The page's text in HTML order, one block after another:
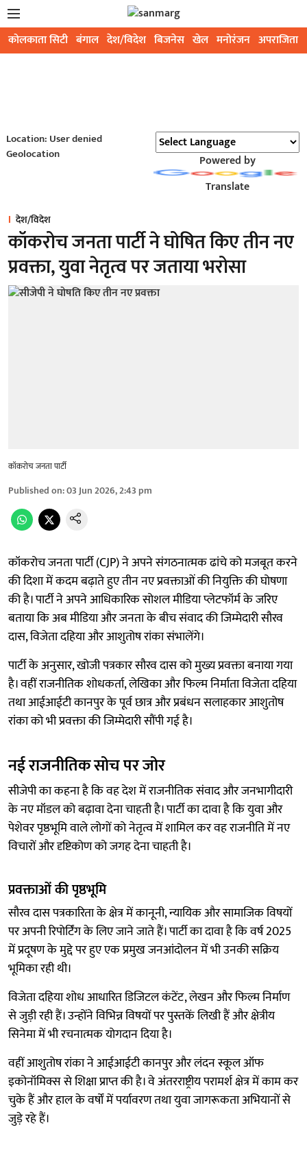
कोलकाता सिटी बंगाल देश/विदेश बिजनेस खेल मनोरंजन अपराजिता
Location: User denied
Geolocation
Powered by
Translate
देश/विदेश
कॉकरोच जनता पार्टी ने घोषित किए तीन नए
प्रवक्ता, युवा नेतृत्व पर जताया भरोसा
कॉकरोच जनता पार्टी
Published on:03 Jun 2026, 2:43 pm
कॉकरोच जनता पार्टी (CJP) ने अपने संगठनात्मक ढांचे को मजबूत करने
की दिशा में कदम बढ़ाते हुए तीन नए प्रवक्ताओं की नियुक्ति की घोषणा
की है। पार्टी ने अपने आधिकारिक सोशल मीडिया प्लेटफॉर्म के जरिए
बताया कि अब मीडिया और जनता के बीच संवाद की जिम्मेदारी सौरव
दास, विजेता दहिया और आशुतोष रांका संभालेंगे।
पार्टी के अनुसार, खोजी पत्रकार सौरव दास को मुख्य प्रवक्ता बनाया गया
है। वहीं राजनीतिक शोधकर्ता, लेखिका और फिल्म निर्माता विजेता दहिया
तथा आईआईटी कानपुर के पूर्व छात्र और प्रबंधन सलाहकार आशुतोष
रांका को भी प्रवक्ता की जिम्मेदारी सौंपी गई है।
नई राजनीतिक सोच पर जोर
सीजेपी का कहना है कि वह देश में राजनीतिक संवाद और जनभागीदारी
के नए मॉडल को बढ़ावा देना चाहती है। पार्टी का दावा है कि युवा और
पेशेवर पृष्ठभूमि वाले लोगों को नेतृत्व में शामिल कर वह राजनीति में नए
विचारों और दृष्टिकोण को जगह देना चाहती है।
प्रवक्ताओं की पृष्ठभूमि
सौरव दास पत्रकारिता के क्षेत्र में कानूनी, न्यायिक और सामाजिक विषयों
पर अपनी रिपोर्टिंग के लिए जाने जाते हैं। पार्टी का दावा है कि वर्ष 2025
में प्रदूषण के मुद्दे पर हुए एक प्रमुख जनआंदोलन में भी उनकी सक्रिय
भूमिका रही थी।
विजेता दहिया शोध आधारित डिजिटल कंटेंट, लेखन और फिल्म निर्माण
से जुड़ी रही हैं। उन्होंने विभिन्न विषयों पर पुस्तकें लिखी हैं और क्षेत्रीय
सिनेमा में भी रचनात्मक योगदान दिया है।
वहीं आशुतोष रांका ने आईआईटी कानपुर और लंदन स्कूल ऑफ
इकोनॉमिक्स से शिक्षा प्राप्त की है। वे अंतरराष्ट्रीय परामर्श क्षेत्र में काम कर
चुके हैं और हाल के वर्षों में पर्यावरण तथा युवा जागरूकता अभियानों से
जुड़े रहे हैं।